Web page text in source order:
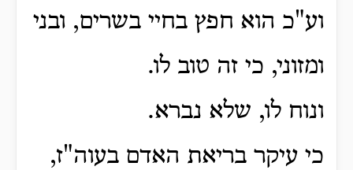
וע"כ הוא חפץ בחיי בשרים, ובני
ומזוני, כי זה טוב לו.
ונוח לו, שלא נברא.
כי עיקר בריאת האדם בעוה"ז,